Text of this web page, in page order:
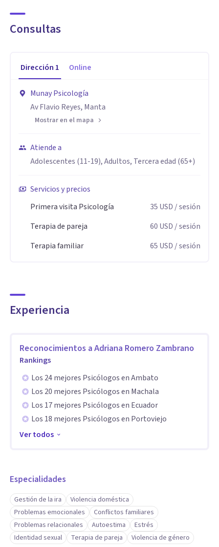
relacionales.
Aptitudes
pacientes.
Consultas
Dirección 1 Online
Munay Psicología
Av Flavio Reyes, Manta
Mostrar en el mapa
Atiende a
Adolescentes (11-19), Adultos, Tercera edad (65+)
Servicios y precios
Primera visita Psicología
35 USD / sesión
Terapia de pareja
60 USD / sesión
Terapia familiar
65 USD / sesión
Experiencia
Reconocimientos a Adriana Romero Zambrano
Rankings
Los 24 mejores Psicólogos en Ambato
Los 20 mejores Psicólogos en Machala
Los 17 mejores Psicólogos en Ecuador
Los 18 mejores Psicólogos en Portoviejo
Ver todos
Especialidades
Gestión de la ira
Violencia doméstica
Problemas emocionales
Conflictos familiares
Problemas relacionales
Autoestima
Estrés
Identidad sexual
Terapia de pareja Violencia de género